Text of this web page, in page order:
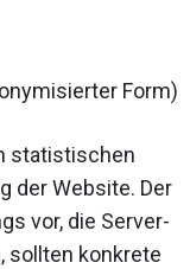
Form)
statistischen
der Website. Der
vor, die Server-
sollten konkrete